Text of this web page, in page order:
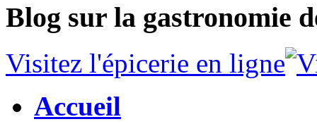
Blog sur la gastronomie
Visitez l'épicerie en ligne
Accueil